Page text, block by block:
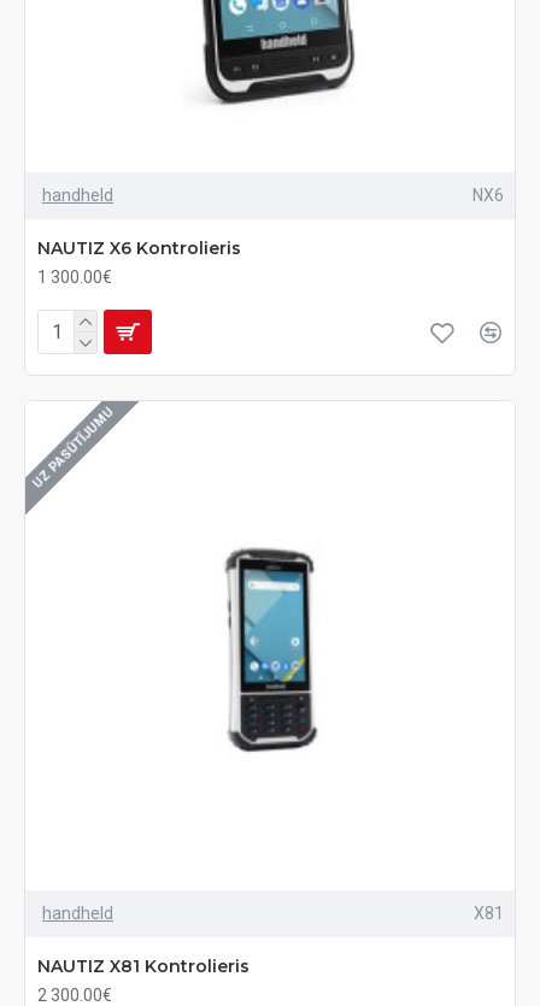
handheld NX6
NAUTIZ X6 Kontrolieris
1 300.00€
UZ PASŪTĪJUMU
handheld X81
NAUTIZ X81 Kontrolieris
2 300.00€